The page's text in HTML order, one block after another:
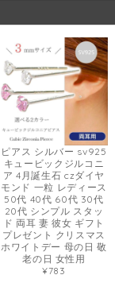
ピアス シルバー sv925
キュービックジルコニ
ア 4月誕生石 czダイヤ
モンド 一粒 レディース
50代 40代 60代 30代
20代 シンプル スタッ
ド 両耳 妻 彼女 ギフト
プレゼント クリスマス
ホワイトデー 母の日 敬
老の日 女性用
¥783